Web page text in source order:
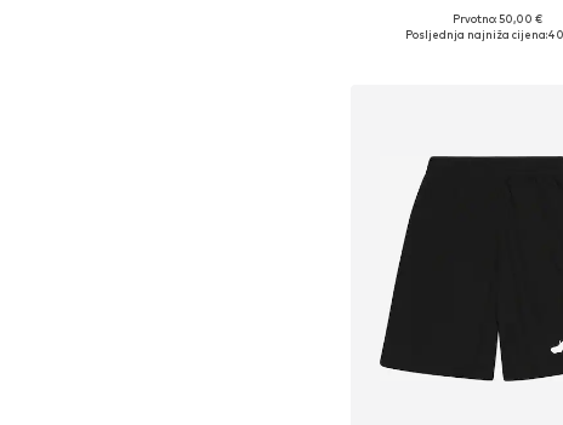
Dostupno u više
Prvotno: 50,00 €
Posljednja najniža cijena: